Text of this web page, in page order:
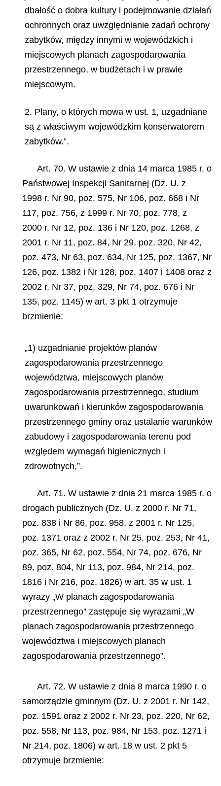
dbałość o dobra kultury i podejmowanie działań
ochronnych oraz uwzględnianie zadań ochrony
zabytków, między innymi w wojewódzkich i
miejscowych planach zagospodarowania
przestrzennego, w budżetach i w prawie
miejscowym.
2. Plany, o których mowa w ust. 1, uzgadniane
są z właściwym wojewódzkim konserwatorem
zabytków.”.
Art. 70. W ustawie z dnia 14 marca 1985 r. o
Państwowej Inspekcji Sanitarnej (Dz. U. z
1998 r. Nr 90, poz. 575, Nr 106, poz. 668 i Nr
117, poz. 756, z 1999 r. Nr 70, poz. 778, z
2000 r. Nr 12, poz. 136 i Nr 120, poz. 1268, z
2001 r. Nr 11, poz. 84, Nr 29, poz. 320, Nr 42,
poz. 473, Nr 63, poz. 634, Nr 125, poz. 1367, Nr
126, poz. 1382 i Nr 128, poz. 1407 i 1408 oraz z
2002 r. Nr 37, poz. 329, Nr 74, poz. 676 i Nr
135, poz. 1145) w art. 3 pkt 1 otrzymuje
brzmienie:
„1) uzgadnianie projektów planów
zagospodarowania przestrzennego
województwa, miejscowych planów
zagospodarowania przestrzennego, studium
uwarunkowań i kierunków zagospodarowania
przestrzennego gminy oraz ustalanie warunków
zabudowy i zagospodarowania terenu pod
względem wymagań higienicznych i
zdrowotnych,”.
Art. 71. W ustawie z dnia 21 marca 1985 r. o
drogach publicznych (Dz. U. z 2000 r. Nr 71,
poz. 838 i Nr 86, poz. 958, z 2001 r. Nr 125,
poz. 1371 oraz z 2002 r. Nr 25, poz. 253, Nr 41,
poz. 365, Nr 62, poz. 554, Nr 74, poz. 676, Nr
89, poz. 804, Nr 113, poz. 984, Nr 214, poz.
1816 i Nr 216, poz. 1826) w art. 35 w ust. 1
wyrazy „W planach zagospodarowania
przestrzennego” zastępuje się wyrazami „W
planach zagospodarowania przestrzennego
województwa i miejscowych planach
zagospodarowania przestrzennego”.
Art. 72. W ustawie z dnia 8 marca 1990 r. o
samorządzie gminnym (Dz. U. z 2001 r. Nr 142,
poz. 1591 oraz z 2002 r. Nr 23, poz. 220, Nr 62,
poz. 558, Nr 113, poz. 984, Nr 153, poz. 1271 i
Nr 214, poz. 1806) w art. 18 w ust. 2 pkt 5
otrzymuje brzmienie: